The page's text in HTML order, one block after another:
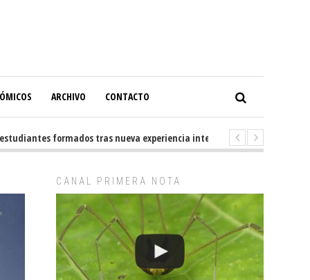
ARCHIVO CONTACTO
formados tras nueva experiencia internacional en Buenos Aires
CANAL PRIMERA NOTA